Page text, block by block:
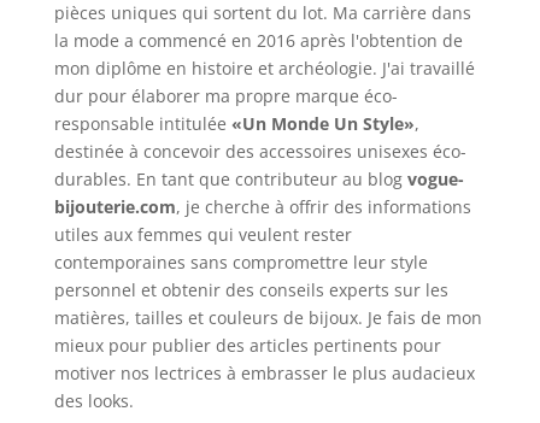
pièces uniques qui sortent du lot. Ma carrière dans
la mode a commencé en 2016 après l'obtention de
mon diplôme en histoire et archéologie. J'ai travaillé
dur pour élaborer ma propre marque éco-
responsable intitulée «Un Monde Un Style»,
destinée à concevoir des accessoires unisexes éco-
durables. En tant que contributeur au blog vogue-
bijouterie.com, je cherche à offrir des informations
utiles aux femmes qui veulent rester
contemporaines sans compromettre leur style
personnel et obtenir des conseils experts sur les
matières, tailles et couleurs de bijoux. Je fais de mon
mieux pour publier des articles pertinents pour
motiver nos lectrices à embrasser le plus audacieux
des looks.